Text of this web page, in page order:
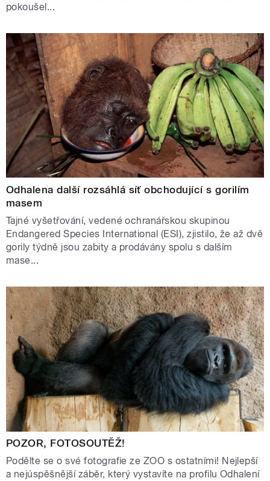
pokoušel...
Odhalena další rozsáhlá síť obchodující s gorilím
masem
Tajné vyšetřování, vedené ochranářskou skupinou
Endangered Species International (ESI), zjistilo, že až dvě
gorily týdně jsou zabity a prodávány spolu s dalším
mase...
POZOR, FOTOSOUTĚŽ!
Podělte se o své fotografie ze ZOO s ostatními! Nejlepší
a nejúspěšnější záběr, který vystavíte na profilu Odhalení